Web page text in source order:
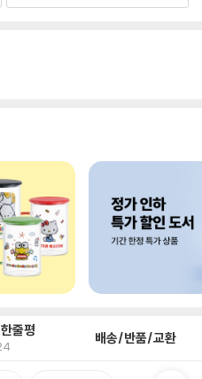
줄평 배송/반품/교환